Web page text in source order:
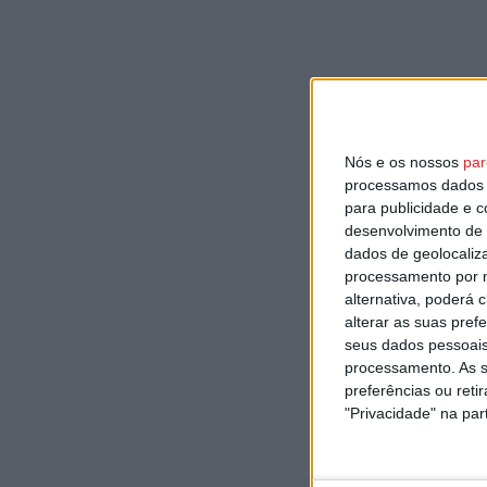
Nós e os nossos
processamos
para publicidade e
desenvolvimento de
dados de
processamento por
alternativa, poderá
alterar as suas
seus dados
processamento. As
preferências ou
"Privacidade" na